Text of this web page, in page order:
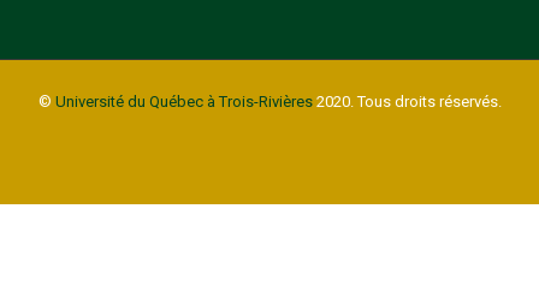
© Université du Québec à Trois-Rivières2020. Tous droits réservés.